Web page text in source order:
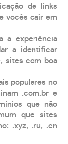
de links
vocês cair em
a experiência
a identificar
sites com boa
populares no
.com.br e
que não
que sites
.xyz, .ru, .cn